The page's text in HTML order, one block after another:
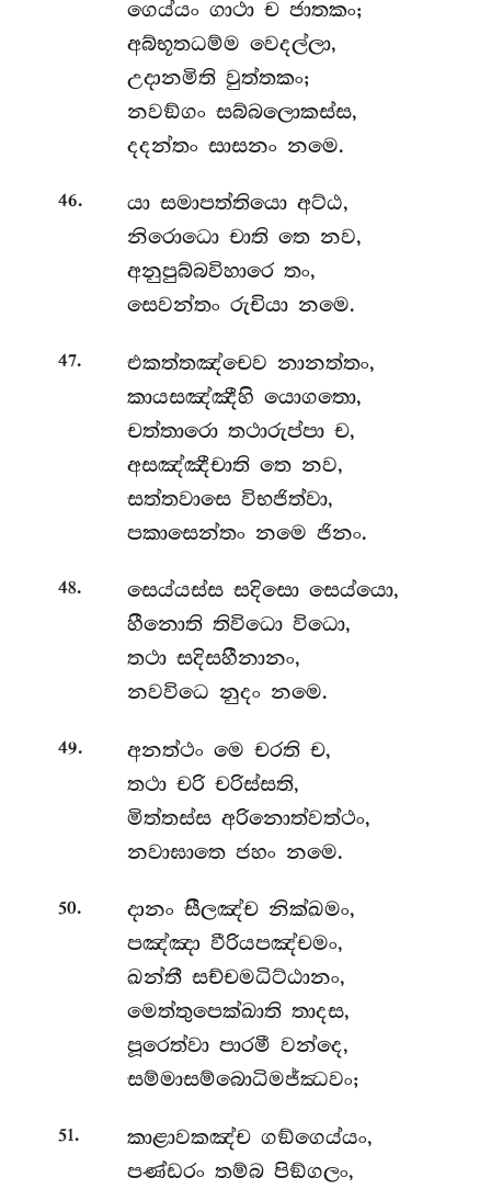
ගෙය්යං ගාථා ච ජාතකං;
අබ්භූතධම්ම වෙදල්ලා,
උදානමිති වුත්තකං;
නවඞ්ගං සබ්බලොකස්ස,
දදන්තං සාසනං නමෙ.
46. යා සමාපත්තියො අට්ඨ,
නිරොධො චාති තෙ නව,
අනුපුබ්බවිහාරෙ තං,
සෙවන්තං රුචියා නමෙ.
47.
එකත්තඤ්චෙව නානත්තං,
කායසඤ්ඤීහි යොගතො,
චත්තාරො තථාරුප්පා ච,
අසඤ්ඤීචාති තෙ නව,
සත්තවාසෙ විභජිත්වා,
පකාසෙන්තං නමෙ ජිනං.
48. සෙය්යස්ස සදිසො සෙය්යො,
හීනොති තිවිධො විධො,
තථා සදිසහීනානං,
නවවිධෙ නුදං නමෙ.
49. අනත්ථං මෙ චරති ච,
තථා චරි චරිස්සති,
මිත්තස්ස අරිනොත්වත්ථං,
නවාඝාතෙ ජහං නමෙ.
50.
දානං සීලඤ්ච නික්ඛමං,
පඤ්ඤා වීරියපඤ්චමං,
ඛන්තී සච්චමධිට්ඨානං,
මෙත්තුපෙක්ඛාති තාදස,
පූරෙත්වා පාරමී වන්දෙ,
සම්මාසම්බොධිමජ්ඣවං;
51.
කාළාවකඤ්ච ගඞ්ගෙය්යං,
පණ්ඩරං තම්බ පිඞ්ගලං,